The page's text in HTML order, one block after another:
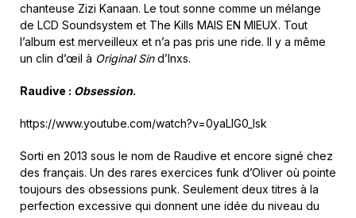
chanteuse Zizi Kanaan. Le tout sonne comme un mélange
de LCD Soundsystem et The Kills MAIS EN MIEUX. Tout
l’album est merveilleux et n’a pas pris une ride. Il y a même
un clin d’œil à Original Sind’Inxs.
Raudive : Obsession.
https://www.youtube.com/watch?v=0yaLlG0_lsk
Sorti en 2013 sous le nom de Raudive et encore signé chez
des français. Un des rares exercices funk d’Oliver où pointe
toujours des obsessions punk. Seulement deux titres à la
perfection excessive qui donnent une idée du niveau du